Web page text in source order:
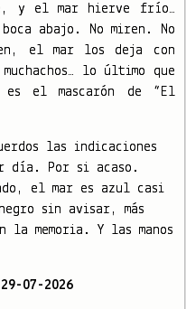
y el mar hierve frío…
abajo. No miren. No
el mar los deja con
lo último que
el mascarón de “El
las indicaciones
día. Por si acaso.
el mar es azul casi
sin avisar, más
memoria. Y las manos
29-07-2026